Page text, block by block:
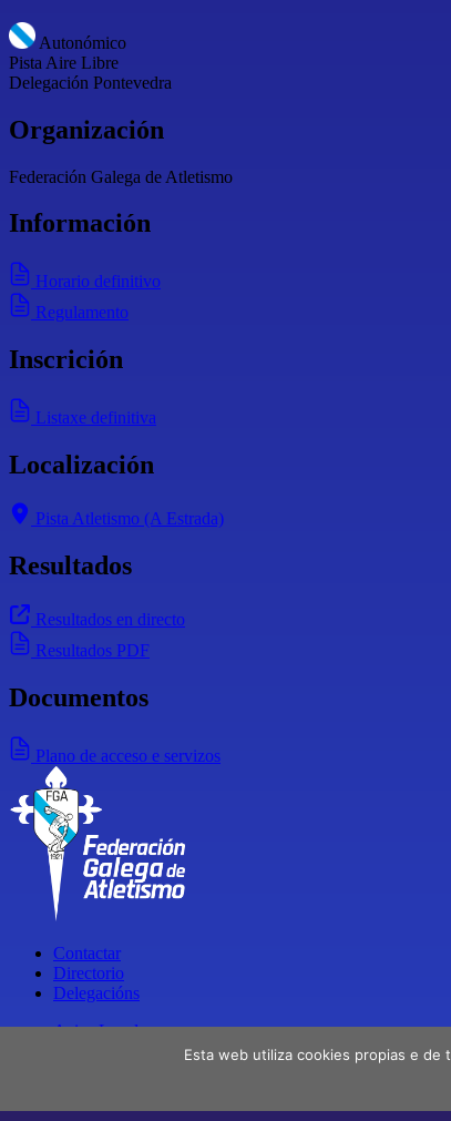
Autonómico
Pista Aire Libre
Delegación Pontevedra
Organización
Federación Galega de Atletismo
Información
Horario definitivo
Regulamento
Inscrición
Listaxe definitiva
Localización
Pista Atletismo (A Estrada)
Resultados
Resultados en directo
Resultados PDF
Documentos
Plano de acceso e servizos
Contactar
Directorio
Delegacións
Aviso Legal
Política de privacidadeEsta web utiliza cookies propias e de